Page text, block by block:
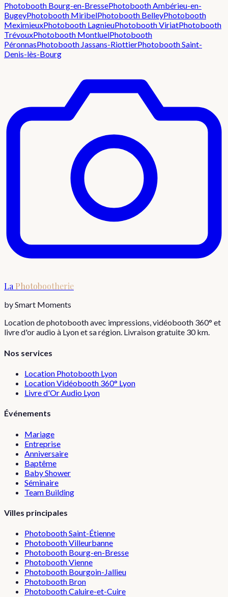
Photobooth Bourg-en-BressePhotoboothAmbérieu-en-
BugeyPhotobooth MiribelPhotobooth BelleyPhotobooth
MeximieuxPhotobooth LagnieuPhotoboothViriatPhotobooth
TrévouxPhotobooth MontluelPhotobooth
PéronnasPhotobooth Jassans-RiottierPhotoboothSaint-
Denis-lès-Bourg
LaPhotobootherie
by Smart Moments
Location de photobooth avec impressions, vidéobooth 360° et
livre d'or audio à Lyon et sa région. Livraison gratuite 30 km.
Nos services
Location Photobooth Lyon
Location Vidéobooth 360° Lyon
Livre d'Or Audio Lyon
Événements
Mariage
Entreprise
Anniversaire
Baptême
Baby Shower
Séminaire
Team Building
Villes principales
PhotoboothSaint-Étienne
PhotoboothVilleurbanne
Photobooth Bourg-en-Bresse
PhotoboothVienne
Photobooth Bourgoin-Jallieu
Photobooth Bron
PhotoboothCaluire-et-Cuire